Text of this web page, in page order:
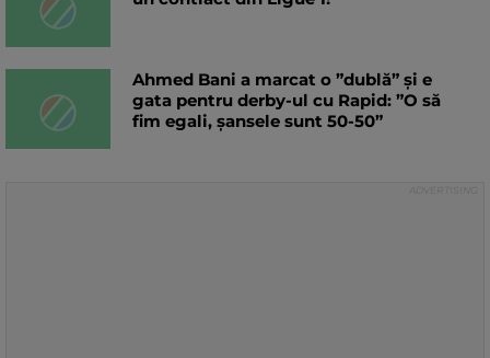
Ahmed Bani a marcat o ”dublă” și e
gata pentru derby-ul cu Rapid: ”O să
fim egali, șansele sunt 50-50”